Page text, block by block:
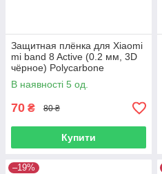
Защитная плёнка для Xiaomi
mi band 8 Active (0.2 мм, 3D
чёрное) Polycarbone
В наявності 5 од.
70 ₴ 80 ₴
Купити
–19%